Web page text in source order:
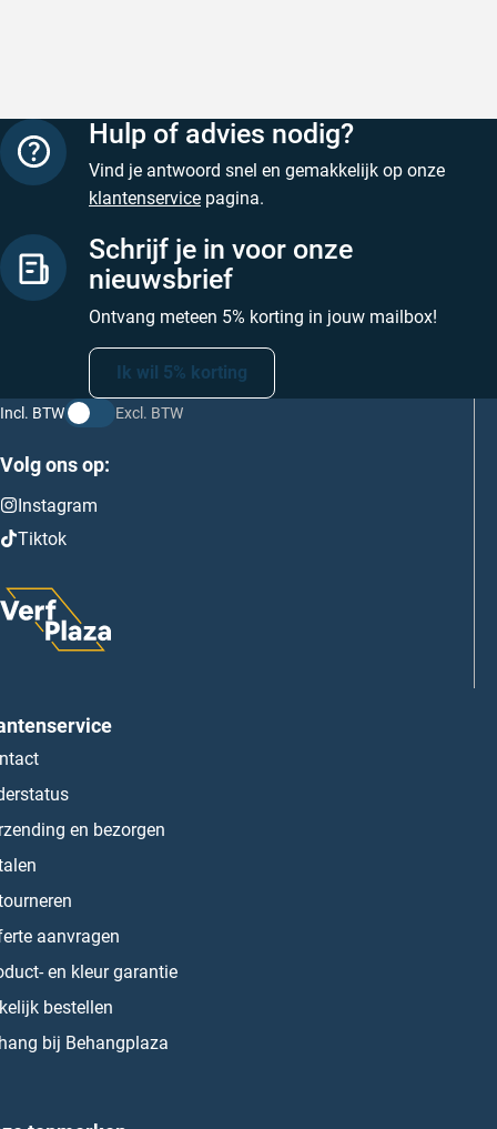
Hulp of advies nodig?
Vind je antwoord snel en gemakkelijk op onze
klantenservice pagina.
Schrijf je in voor onze
nieuwsbrief
Ontvang meteen 5% korting in jouw mailbox!
Ik wil 5% korting
Incl. BTW Excl. BTW
Volg ons op:
Instagram
Tiktok
en bezorgen
aanvragen
en kleur garantie
bestellen
bij Behangplaza